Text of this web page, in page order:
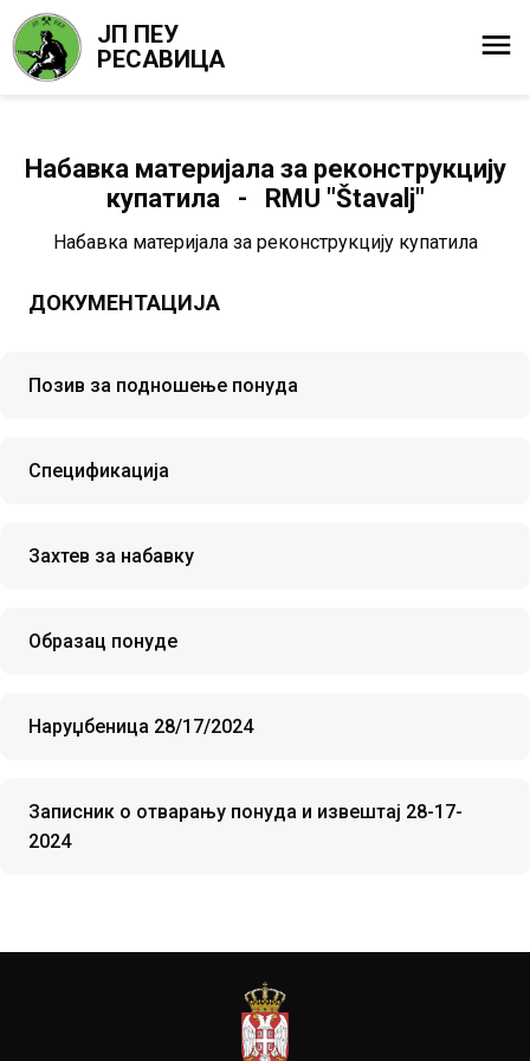
ЈП ПЕУ
РЕСАВИЦА
Набавка материјала за реконструкцију
купатила - RMU "Štavalj"
Набавка материјала за реконструкцију купатила
ДОКУМЕНТАЦИЈА
Позив за подношење понуда
Спецификација
Захтев за набавку
Образац понуде
Наруџбеница 28/17/2024
Записник о отварању понуда и извештај 28-17-
2024